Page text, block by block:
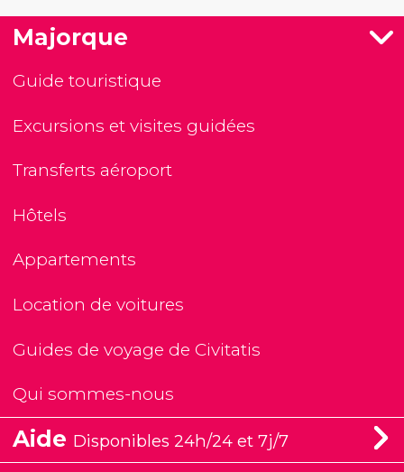
Majorque
Guide touristique
Excursions et visites guidées
Transferts aéroport
Hôtels
Appartements
Location de voitures
Guides de voyage de Civitatis
Qui sommes-nous
Aide Disponibles 24h/24 et 7j/7